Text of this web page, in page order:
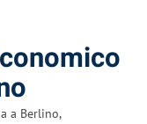
a Berlino,